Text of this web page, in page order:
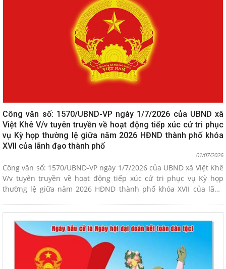
Công văn số: 1570/UBND-VP ngày 1/7/2026 của UBND xã
Việt Khê V/v tuyên truyền về hoạt động tiếp xúc cử tri phục
vụ Kỳ họp thường lệ giữa năm 2026 HĐND thành phố khóa
XVII của lãnh đạo thành phố
01/07/2026
Công văn số: 1570/UBND-VP ngày 1/7/2026 của UBND xã Việt Khê
V/v tuyên truyền về hoạt động tiếp xúc cử tri phục vụ Kỳ họp
thường lệ giữa năm 2026 HĐND thành phố khóa XVII của lãnh